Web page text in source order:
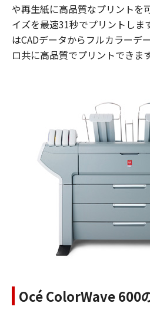
や再生紙に高品質なプリントを
イズを最速31秒でプリントしま
はCADデータからフルカラーデ
ロ共に高品質でプリントできます
Océ ColorWave 600